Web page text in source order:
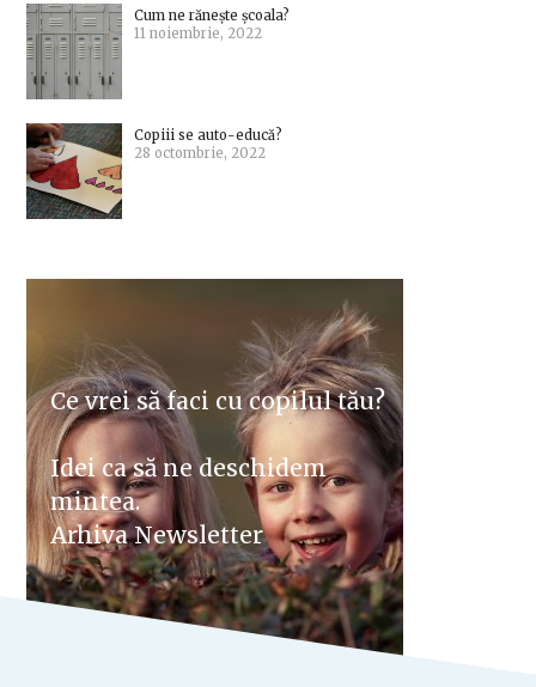
Cum ne rănește școala?
11 noiembrie, 2022
Copiii se auto-educă?
28 octombrie, 2022
Ce vrei să faci cu copilul tău?
Idei ca să ne deschidem
mintea.
Arhiva Newsletter